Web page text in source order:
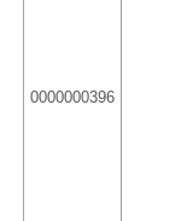
0000000396